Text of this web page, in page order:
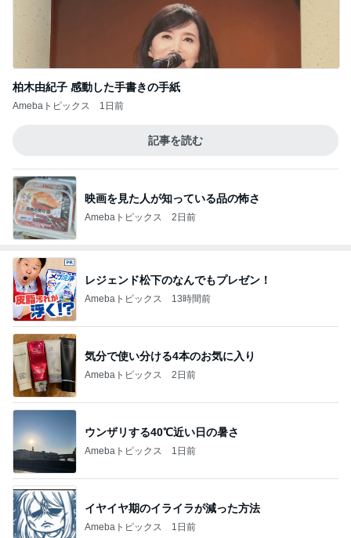
柏木由紀子 感動した手書きの手紙
Amebaトピックス 1日前
記事を読む
映画を見た人が知っている品の怖さ
Amebaトピックス 2日前
レジェンド松下のなんでもプレゼン！
Amebaトピックス 13時間前
気分で使い分ける4本のお気に入り
Amebaトピックス 2日前
ウンザリする40℃近い日の暑さ
Amebaトピックス 1日前
イヤイヤ期のイライラが減った方法
Amebaトピックス 1日前